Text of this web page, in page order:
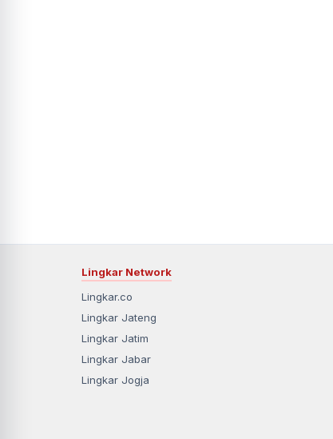
Lingkar Network
Lingkar.co
Lingkar Jateng
Lingkar Jatim
Lingkar Jabar
Lingkar Jogja